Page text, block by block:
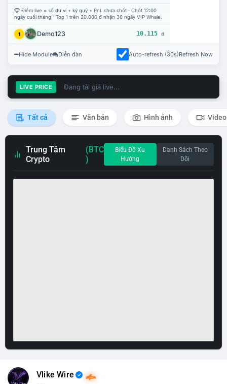
Điểm live = số dư ví + ký quỹ + PnL chưa chốt · Chốt 12:00
ngày cuối tháng · Top 1 trên 20.000 đ nhận 30 ngày VIP Whale.
1 Demo123 10.115 đ
Hide Module Diễn đàn Auto-refresh (30s)Refresh Now
LIVE PRICE Đang tải giá live...
Tất cả Văn bản Hình ảnh Video
Trung Tâm
Crypto
(BTC
)
Biểu Đồ Xu
Hướng
Danh Sách Theo
Dõi
Vlike Wire